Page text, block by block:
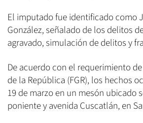
El imputado fue identificado como
González, señalado de los delitos
agravado, simulación de delitos y
De acuerdo con el requerimiento
de la República (FGR), los hechos
19 de marzo en un mesón ubicado
poniente y avenida Cuscatlán, en